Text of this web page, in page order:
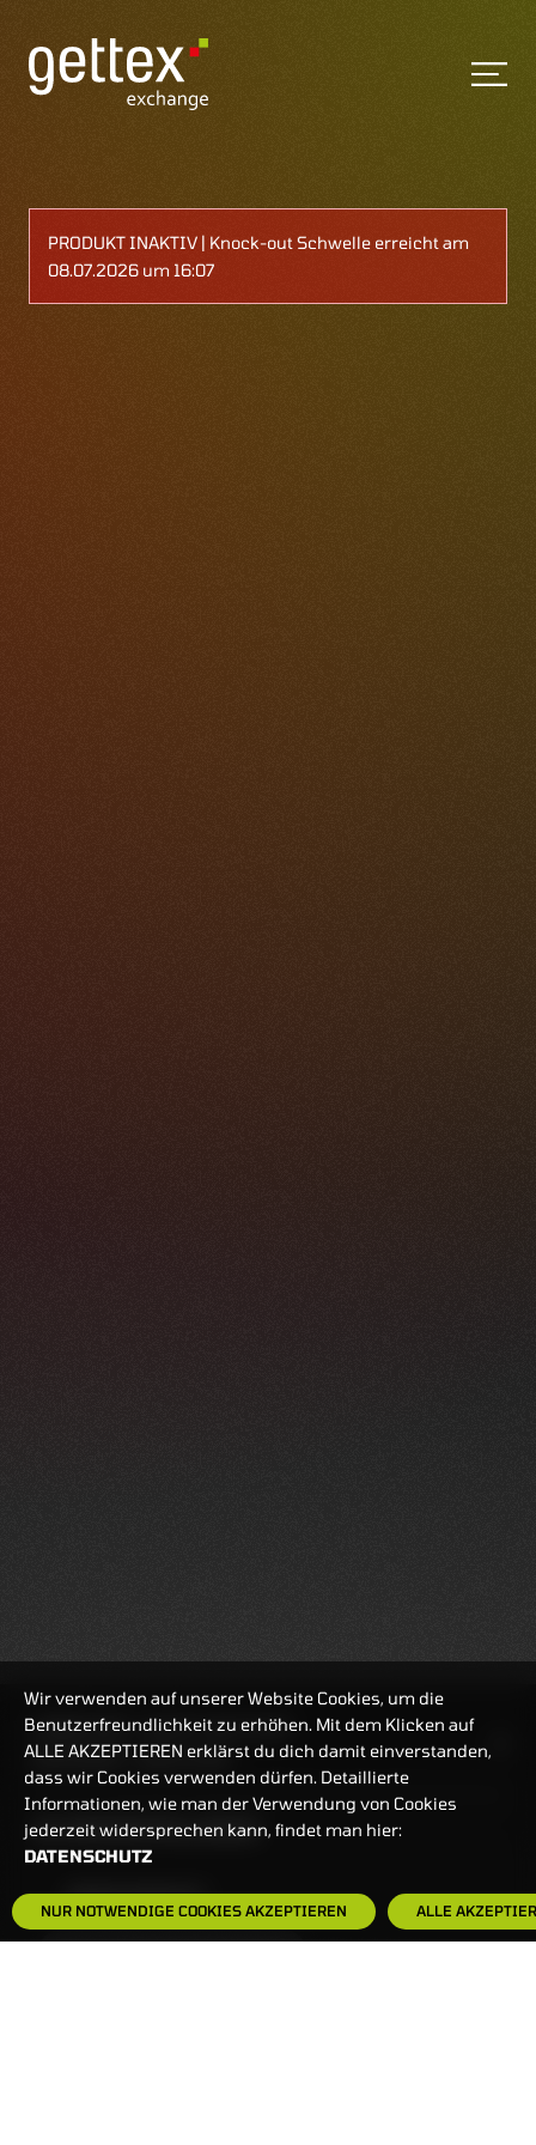
PRODUKT INAKTIV | Knock-out Schwelle erreicht am
08.07.2026 um 16:07
BANKEINSTELLUNGEN
HÄUFIG GESUCHT:
HANDELSZEIT
MO-FR: 7:30-23 UHR
ZERTIFIKATE
8:00-22 UHR
Wir verwenden auf unserer Website Cookies, um die
Benutzerfreundlichkeit zu erhöhen. Mit dem Klicken auf
ALLE AKZEPTIEREN erklärst du dich damit einverstanden,
dass wir Cookies verwenden dürfen. Detaillierte
Informationen, wie man der Verwendung von Cookies
jederzeit widersprechen kann, findet man hier:
DATENSCHUTZ
NUR NOTWENDIGE COOKIES AKZEPTIEREN ALLE